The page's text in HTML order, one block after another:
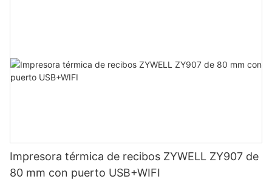
Impresora térmica de recibos ZYWELL ZY907 de
80 mm con puerto USB+WIFI